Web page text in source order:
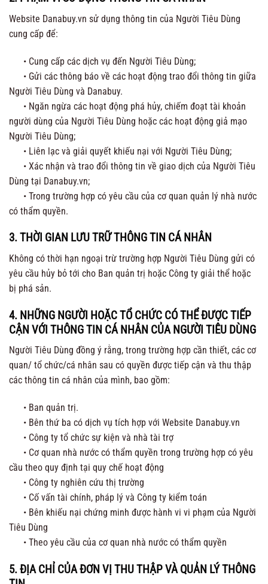
Website Danabuy.vn sử dụng thông tin của Người Tiêu Dùng
cung cấp để:
• Cung cấp các dịch vụ đến Người Tiêu Dùng;
• Gửi các thông báo về các hoạt động trao đổi thông tin giữa
Người Tiêu Dùng và Danabuy.
• Ngăn ngừa các hoạt động phá hủy, chiếm đoạt tài khoản
người dùng của Người Tiêu Dùng hoặc các hoạt động giả mạo
Người Tiêu Dùng;
• Liên lạc và giải quyết khiếu nại với Người Tiêu Dùng;
• Xác nhận và trao đổi thông tin về giao dịch của Người Tiêu
Dùng tại Danabuy.vn;
• Trong trường hợp có yêu cầu của cơ quan quản lý nhà nước
có thẩm quyền.
3. THỜI GIAN LƯU TRỮ THÔNG TIN CÁ NHÂN
Không có thời hạn ngoại trừ trường hợp Người Tiêu Dùng gửi có
yêu cầu hủy bỏ tới cho Ban quản trị hoặc Công ty giải thể hoặc
bị phá sản.
4. NHỮNG NGƯỜI HOẶC TỔ CHỨC CÓ THỂ ĐƯỢC TIẾP
CẬN VỚI THÔNG TIN CÁ NHÂN CỦA NGƯỜI TIÊU DÙNG
Người Tiêu Dùng đồng ý rằng, trong trường hợp cần thiết, các cơ
quan/ tổ chức/cá nhân sau có quyền được tiếp cận và thu thập
các thông tin cá nhân của mình, bao gồm:
• Ban quản trị.
• Bên thứ ba có dịch vụ tích hợp với Website Danabuy.vn
• Công ty tổ chức sự kiện và nhà tài trợ
• Cơ quan nhà nước có thẩm quyền trong trường hợp có yêu
cầu theo quy định tại quy chế hoạt động
• Công ty nghiên cứu thị trường
• Cố vấn tài chính, pháp lý và Công ty kiểm toán
• Bên khiếu nại chứng minh được hành vi vi phạm của Người
Tiêu Dùng
• Theo yêu cầu của cơ quan nhà nước có thẩm quyền
5. ĐỊA CHỈ CỦA ĐƠN VỊ THU THẬP VÀ QUẢN LÝ THÔNG